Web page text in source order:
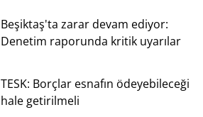
Beşiktaş'ta zarar devam ediyor:
Denetim raporunda kritik uyarılar
TESK: Borçlar esnafın ödeyebileceği
hale getirilmeli